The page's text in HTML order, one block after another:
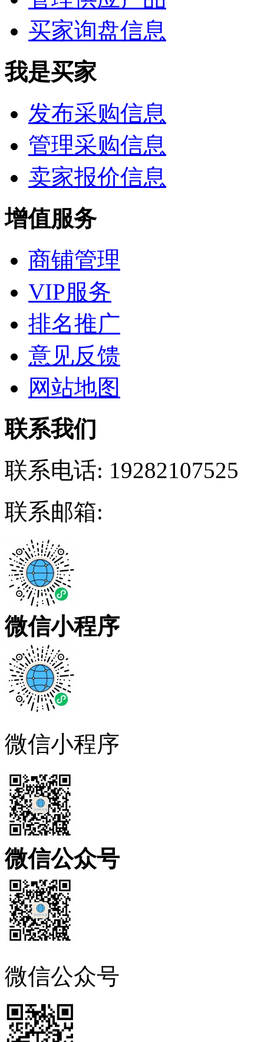
买家询盘信息
我是买家
发布采购信息
管理采购信息
卖家报价信息
增值服务
商铺管理
VIP服务
排名推广
意见反馈
网站地图
联系我们
联系电话: 19282107525
联系邮箱:
微信小程序
微信小程序
微信公众号
微信公众号